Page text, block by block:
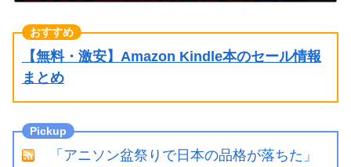
【無料・激安】Amazon Kindle本のセール情報
まとめ
「アニソン盆祭りで日本の品格が落ちた」